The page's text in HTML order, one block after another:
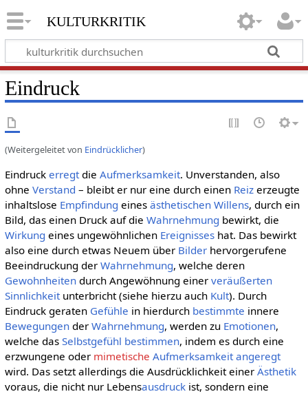
kulturkritik
Eindruck
(Weitergeleitet von Eindrücklicher)
Eindruck erregtdie Aufmerksamkeit. Unverstanden, also
ohne Verstand – bleibt er nur eine durch einen Reizerzeugte
inhaltslose Empfindung eines ästhetischen Willens, durch ein
Bild, das einen Druck auf die Wahrnehmung bewirkt, die
Wirkung eines ungewöhnlichen Ereignisseshat. Das bewirkt
also eine durch etwas Neuem über Bilderhervorgerufene
Beeindruckung der Wahrnehmung, welche deren
Gewohnheitendurch Angewöhnung einer veräußerten
Sinnlichkeitunterbricht (siehe hierzu auch Kult). Durch
Eindruck geraten Gefühle in hierdurch bestimmte innere
Bewegungender Wahrnehmung, werden zu Emotionen,
welche das Selbstgefühl bestimmen, indem es durch eine
erzwungene oder mimetische Aufmerksamkeit angeregt
wird. Das setzt allerdings die Ausdrücklichkeit einer Ästhetik
voraus, die nicht nur Lebensausdruckist, sondern eine